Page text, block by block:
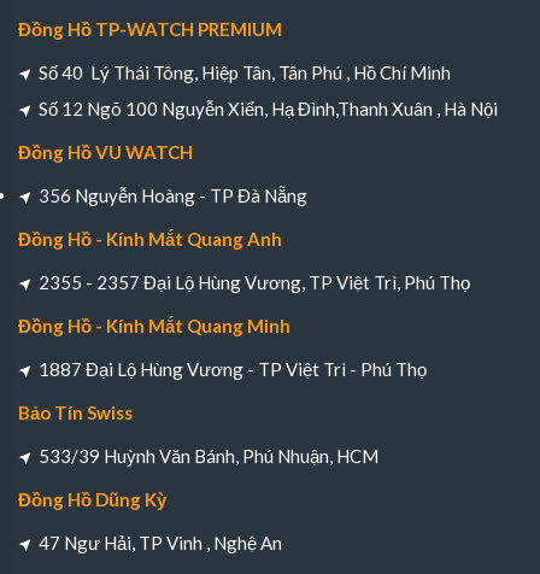
Đồng Hồ TP-WATCH PREMIUM
Số 40 Lý Thái Tông, Hiệp Tân, Tân Phú , Hồ Chí Minh
Số 12 Ngõ 100 Nguyễn Xiển, Hạ Đình,Thanh Xuân , Hà Nội
Đồng Hồ VU WATCH
356 Nguyễn Hoàng - TP Đà Nẵng
Đồng Hồ - Kính Mắt Quang Anh
2355 - 2357 Đại Lộ Hùng Vương, TP Việt Trì, Phú Thọ
Đồng Hồ - Kính Mắt Quang Minh
1887 Đại Lộ Hùng Vương - TP Việt Trì - Phú Thọ
Bảo Tín Swiss
533/39 Huỳnh Văn Bánh, Phú Nhuận, HCM
Đồng Hồ Dũng Kỳ
47 Ngư Hải, TP Vinh , Nghệ An